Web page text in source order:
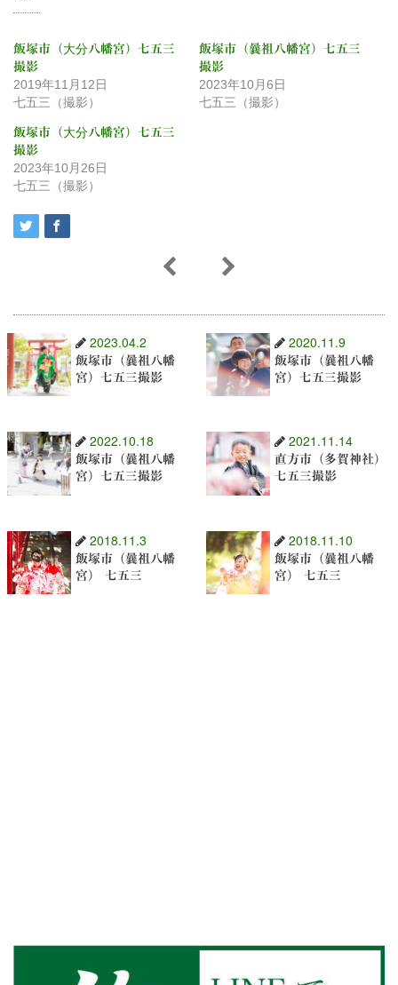
飯塚市（大分八幡宮）七五三
撮影
2019年11月12日
七五三（撮影）
飯塚市（曩祖八幡宮）七五三
撮影
2023年10月6日
七五三（撮影）
飯塚市（大分八幡宮）七五三
撮影
2023年10月26日
七五三（撮影）
2023.04.2
飯塚市（曩祖八幡
宮）七五三撮影
2020.11.9
飯塚市（曩祖八幡
宮）七五三撮影
2022.10.18
飯塚市（曩祖八幡
宮）七五三撮影
2021.11.14
直方市（多賀神社）
七五三撮影
2018.11.3
飯塚市（曩祖八幡
宮） 七五三
2018.11.10
飯塚市（曩祖八幡
宮） 七五三